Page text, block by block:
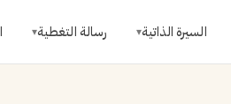
السيرة الذاتية▾ رسالة التغطية▾